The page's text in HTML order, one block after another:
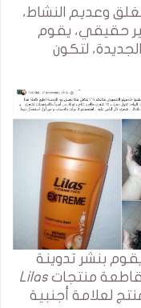
وعديم النشاط،
حقيقي، يقوم
الجديدة، لتكون
بنشر تدوينة
منتجات Lilas
لعلامة أجنبية